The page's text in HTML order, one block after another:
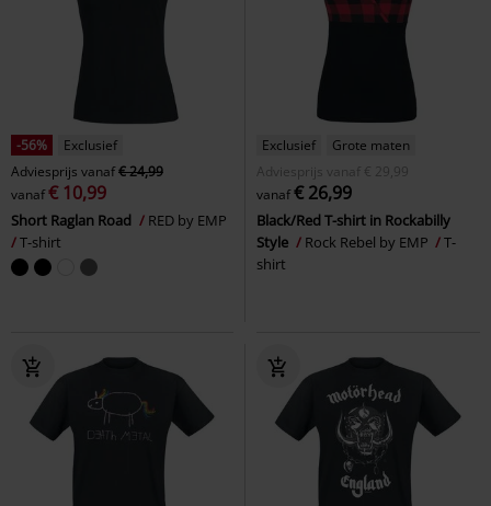
-56%
Exclusief
Adviesprijs vanaf€ 24,99
vanaf€ 10,99
Short Raglan Road
RED by EMP
T-shirt
Exclusief
Grote maten
Adviesprijs
vanaf € 29,99
vanaf€ 26,99
Black/Red T-shirt in Rockabilly
Style
Rock Rebel by EMP
T-
shirt